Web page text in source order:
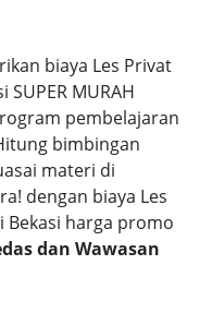
biaya Les Privat
MURAH
pembelajaran
bimbingan
materi di
dengan biaya Les
Bekasi harga promo
dan Wawasan